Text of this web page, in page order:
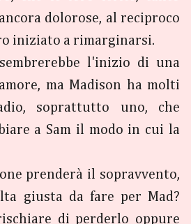
dolorose, al reciproco
iniziato a rimarginarsi.
l'inizio di una
ma Madison ha molti
soprattutto uno, che
a Sam il modo in cui la
prenderà il sopravvento,
giusta da fare per Mad?
di perderlo oppure